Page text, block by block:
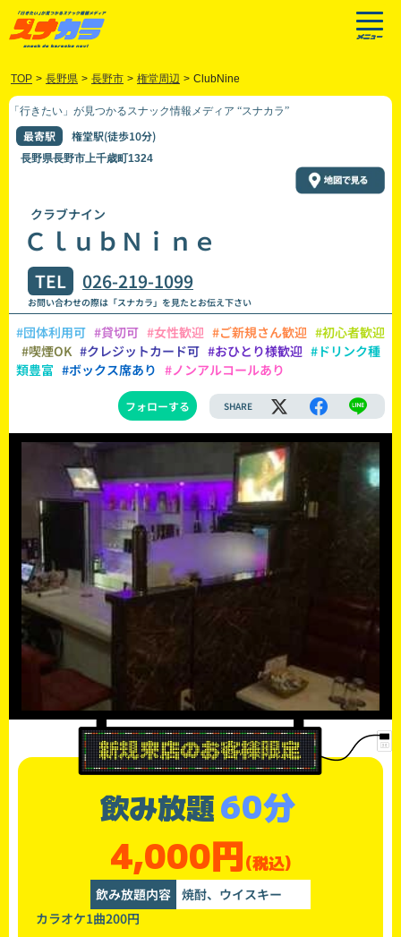
TOP > 長野県 > 長野市 > 権堂周辺 > ClubNine
「行きたい」が見つかるスナック情報メディア “スナカラ”
最寄駅 権堂駅(徒歩10分)
長野県長野市上千歳町1324
クラブナイン
ＣｌｕｂＮｉｎｅ
TEL 026-219-1099
お問い合わせの際は「スナカラ」を見たとお伝え下さい
#団体利用可 #貸切可 #女性歓迎 #ご新規さん歓迎 #初心者歓迎
#喫煙OK #クレジットカード可 #おひとり様歓迎 #ドリンク種
類豊富 #ボックス席あり #ノンアルコールあり
フォローする SHARE
飲み放題60分
4,000円(税込)
飲み放題内容 焼酎、ウイスキー
カラオケ1曲200円